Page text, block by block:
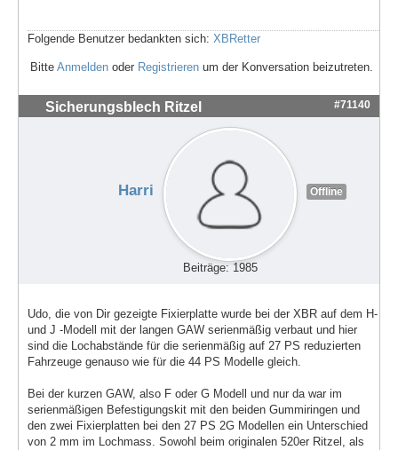
Folgende Benutzer bedankten sich: XBRetter
Bitte Anmelden oder Registrieren um der Konversation beizutreten.
Sicherungsblech Ritzel #71140
Harri Offline
Beiträge: 1985
Udo, die von Dir gezeigte Fixierplatte wurde bei der XBR auf dem H-
und J -Modell mit der langen GAW serienmäßig verbaut und hier
sind die Lochabstände für die serienmäßig auf 27 PS reduzierten
Fahrzeuge genauso wie für die 44 PS Modelle gleich.
Bei der kurzen GAW, also F oder G Modell und nur da war im
serienmäßigen Befestigungskit mit den beiden Gummiringen und
den zwei Fixierplatten bei den 27 PS 2G Modellen ein Unterschied
von 2 mm im Lochmass. Sowohl beim originalen 520er Ritzel, als